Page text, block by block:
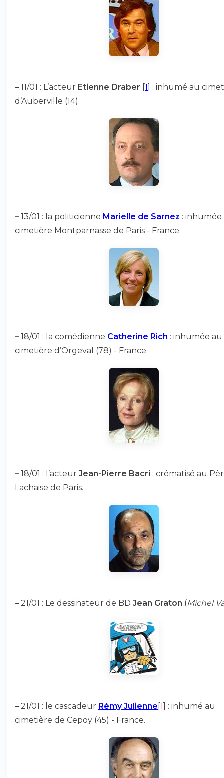
– 11/01 : L’acteur Etienne Draber [1] : inhumé au
d’Auberville (14).
– 13/01 : la politicienne Marielle de Sarnez : inhumée
cimetière Montparnasse de Paris - France.
– 18/01 : la comédienne Catherine Rich : inhumée au
cimetière d’Orgeval (78) - France.
– 18/01 : l’acteur Jean-Pierre Bacri : crématisé au
Lachaise de Paris.
– 21/01 : Le dessinateur de BD Jean Graton (Michel
– 21/01 : le cascadeur Rémy Julienne [1] : inhumé au
cimetière de Cepoy (45) - France.